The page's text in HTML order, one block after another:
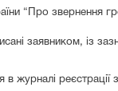
“Про звернення
заявником, із
журналі